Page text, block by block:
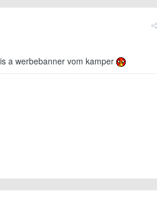
a werbebanner vom kamper